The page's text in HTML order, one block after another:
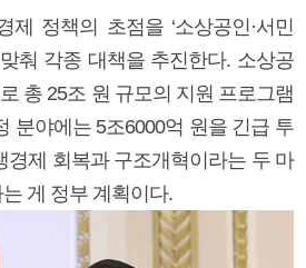
정책의 초점을 ‘소상공인·서민
맞춰 각종 대책을 추진한다. 소상공
총 25조 원 규모의 지원 프로그램
분야에는 5조6000억 원을 긴급 투
경제 회복과 구조개혁이라는 두 마
게 정부 계획이다.